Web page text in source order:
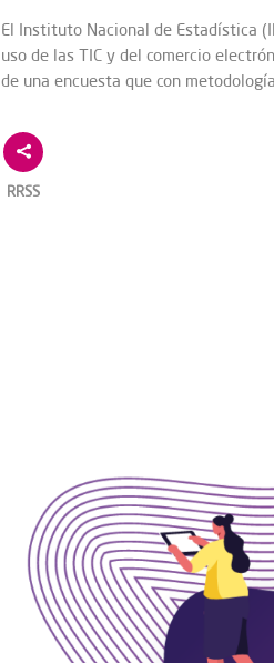
El Instituto Nacional de Estadística
uso de las TIC y del comercio
de una encuesta que con
RRSS